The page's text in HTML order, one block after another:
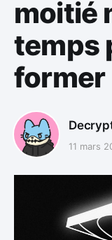
moitié
temps
former
11 mars